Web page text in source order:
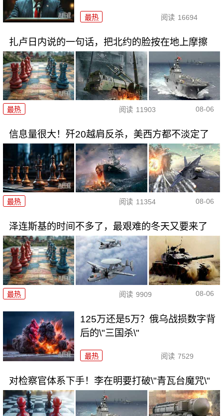
最热 阅读 16694
扎卢日内说的一句话，把北约的脸按在地上摩擦
最热 阅读 11903 08-06
信息量很大！歼20越肩反杀，美西方都不淡定了
最热 阅读 11354 08-06
泽连斯基的时间不多了，最艰难的冬天又要来了
最热 阅读 9909 08-06
125万还是5万？俄乌战损数字背
后的\"三国杀\"
最热 阅读 7529
对检察官体系下手！李在明要打破\"青瓦台魔咒\"